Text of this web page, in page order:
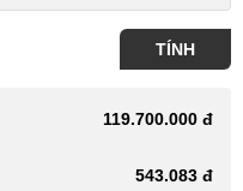
TÍNH
119.700.000 đ
543.083 đ